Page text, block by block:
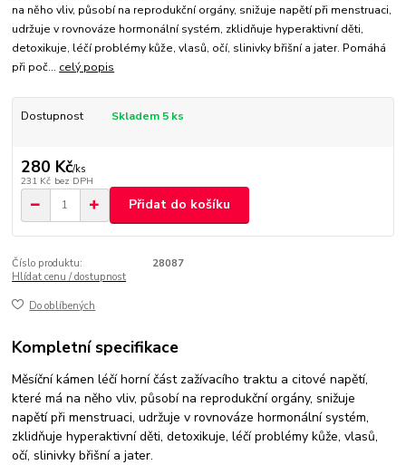
na něho vliv, působí na reprodukční orgány, snižuje napětí při menstruaci,
udržuje v rovnováze hormonální systém, zklidňuje hyperaktivní děti,
detoxikuje, léčí problémy kůže, vlasů, očí, slinivky břišní a jater. Pomáhá
při poč... celý popis
Dostupnost Skladem 5 ks
280 Kč/ks
231 Kč bez DPH
Přidat do košíku
Číslo produktu:
28087
Hlídat cenu / dostupnost
Do oblíbených
Kompletní specifikace
Měsíční kámen léčí horní část zažívacího traktu a citové napětí,
které má na něho vliv, působí na reprodukční orgány, snižuje
napětí při menstruaci, udržuje v rovnováze hormonální systém,
zklidňuje hyperaktivní děti, detoxikuje, léčí problémy kůže, vlasů,
očí, slinivky břišní a jater.